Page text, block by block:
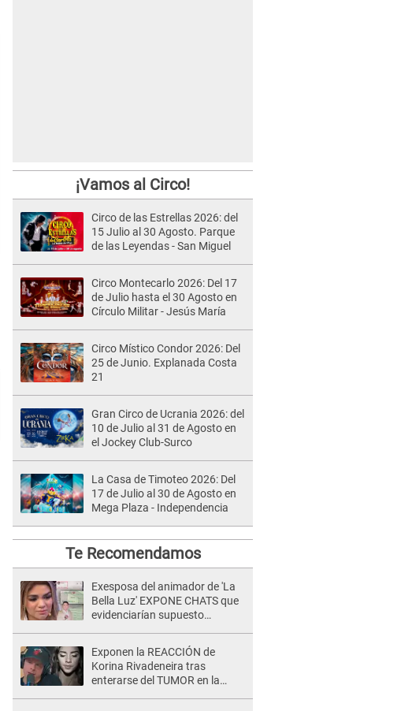
¡Vamos al Circo!
Circo de las Estrellas 2026: del
15 Julio al 30 Agosto. Parque
de las Leyendas - San Miguel
Circo Montecarlo 2026: Del 17
de Julio hasta el 30 Agosto en
Círculo Militar - Jesús María
Circo Místico Condor 2026: Del
25 de Junio. Explanada Costa
21
Gran Circo de Ucrania 2026: del
10 de Julio al 31 de Agosto en
el Jockey Club-Surco
La Casa de Timoteo 2026: Del
17 de Julio al 30 de Agosto en
Mega Plaza - Independencia
Te Recomendamos
Exesposa del animador de 'La
Bella Luz' EXPONE CHATS que
evidenciarían supuesto
Saldaña, pese a tener pareja
Exponen la REACCIÓN de
Korina Rivadeneira tras
enterarse del TUMOR en la